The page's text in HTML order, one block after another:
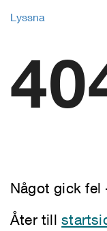
Lyssna
Något gick fel
Åter till